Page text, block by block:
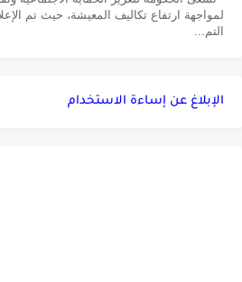
لمواجهة ارتفاع تكاليف المعيشة، حيث تم
التم...
الإبلاغ عن إساءة الاستخدام